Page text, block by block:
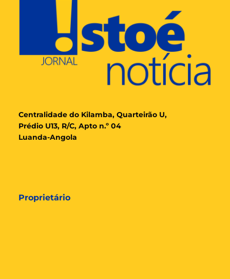
Centralidade do Kilamba, Quarteirão U,
Prédio U13, R/C, Apto n.º 04
Luanda-Angola
Proprietário